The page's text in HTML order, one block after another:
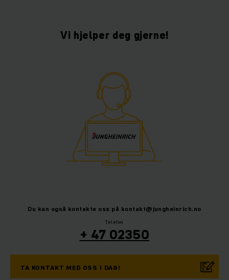
Vi hjelper deg gjerne!
Du kan også kontakte oss på kontakt@jungheinrich.no
Telefon
+ 47 02350
TA KONTAKT MED OSS I DAG!